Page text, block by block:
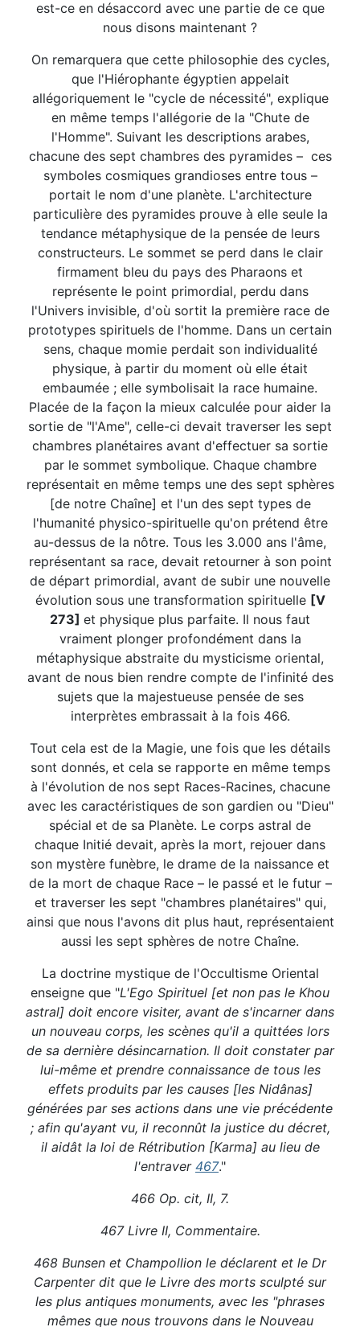
est-ce en désaccord avec une partie de ce que
nous disons maintenant ?
On remarquera que cette philosophie des cycles,
que l'Hiérophante égyptien appelait
allégoriquement le "cycle de nécessité", explique
en même temps l'allégorie de la "Chute de
l'Homme". Suivant les descriptions arabes,
chacune des sept chambres des pyramides – ces
symboles cosmiques grandioses entre tous –
portait le nom d'une planète. L'architecture
particulière des pyramides prouve à elle seule la
tendance métaphysique de la pensée de leurs
constructeurs. Le sommet se perd dans le clair
firmament bleu du pays des Pharaons et
représente le point primordial, perdu dans
l'Univers invisible, d'où sortit la première race de
prototypes spirituels de l'homme. Dans un certain
sens, chaque momie perdait son individualité
physique, à partir du moment où elle était
embaumée ; elle symbolisait la race humaine.
Placée de la façon la mieux calculée pour aider la
sortie de "l'Ame", celle-ci devait traverser les sept
chambres planétaires avant d'effectuer sa sortie
par le sommet symbolique. Chaque chambre
représentait en même temps une des sept sphères
[de notre Chaîne] et l'un des sept types de
l'humanité physico-spirituelle qu'on prétend être
au-dessus de la nôtre. Tous les 3.000 ans l'âme,
représentant sa race, devait retourner à son point
de départ primordial, avant de subir une nouvelle
évolution sous une transformation spirituelle [V
273] et physique plus parfaite. Il nous faut
vraiment plonger profondément dans la
métaphysique abstraite du mysticisme oriental,
avant de nous bien rendre compte de l'infinité des
sujets que la majestueuse pensée de ses
interprètes embrassait à la fois 466.
Tout cela est de la Magie, une fois que les détails
sont donnés, et cela se rapporte en même temps
à l'évolution de nos sept Races-Racines, chacune
avec les caractéristiques de son gardien ou "Dieu"
spécial et de sa Planète. Le corps astral de
chaque Initié devait, après la mort, rejouer dans
son mystère funèbre, le drame de la naissance et
de la mort de chaque Race – le passé et le futur –
et traverser les sept "chambres planétaires" qui,
ainsi que nous l'avons dit plus haut, représentaient
aussi les sept sphères de notre Chaîne.
La doctrine mystique de l'Occultisme Oriental
enseigne que "L'Ego Spirituel [et non pas le Khou
astral] doit encore visiter, avant de s'incarner dans
un nouveau corps, les scènes qu'il a quittées lors
de sa dernière désincarnation. Il doit constater par
lui-même et prendre connaissance de tous les
effets produits par les causes [les Nidânas]
générées par ses actions dans une vie précédente
; afin qu'ayant vu, il reconnût la justice du décret,
il aidât la loi de Rétribution [Karma] au lieu de
l'entraver 467."
466 Op. cit, II, 7.
467 Livre II, Commentaire.
468 Bunsen et Champollion le déclarent et le Dr
Carpenter dit que le Livre des morts sculpté sur
les plus antiques monuments, avec les "phrases
mêmes que nous trouvons dans le Nouveau